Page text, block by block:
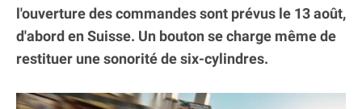
l'ouverture des commandes sont prévus le 13 août,
d'abord en Suisse. Un bouton se charge même de
restituer une sonorité de six-cylindres.